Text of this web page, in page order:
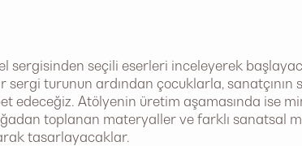
sergisinden seçili eserleri inceleyerek
sergi turunun ardından çocuklarla,
edeceğiz. Atölyenin üretim aşamasında ise
toplanan materyaller ve farklı sanatsal
tasarlayacaklar.